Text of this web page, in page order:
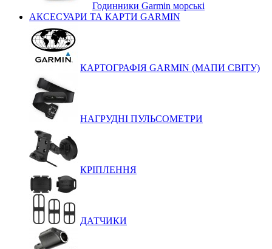
Годинники Garmin морські
АКСЕСУАРИ ТА КАРТИ GARMIN
КАРТОГРАФІЯ GARMIN (МАПИ СВІТУ)
НАГРУДНІ ПУЛЬСОМЕТРИ
КРІПЛЕННЯ
ДАТЧИКИ